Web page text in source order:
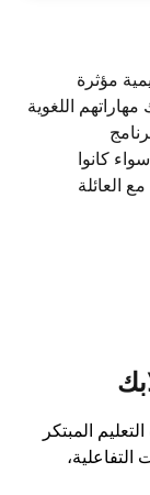
مؤثرة
اللغوية
كانوا
العائلة
المبتكر